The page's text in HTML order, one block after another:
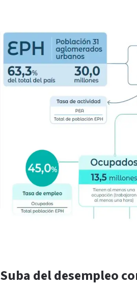
Suba del desempleo